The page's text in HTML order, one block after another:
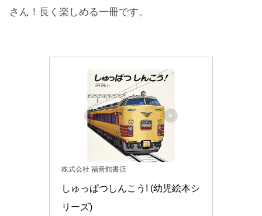
さん！長く楽しめる一冊です。
株式会社 福音館書店
しゅっぱつしんこう! (幼児絵本シ
リーズ)